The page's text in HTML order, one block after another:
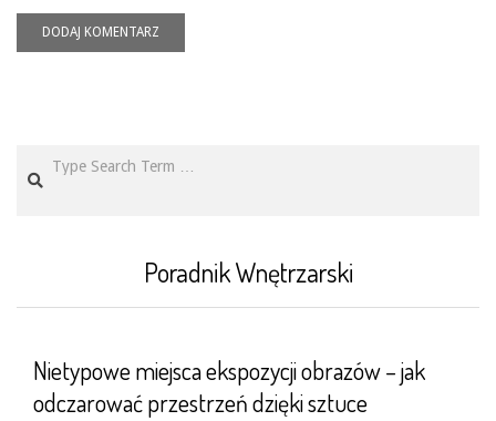
Poradnik Wnętrzarski
Nietypowe miejsca ekspozycji obrazów – jak
odczarować przestrzeń dzięki sztuce